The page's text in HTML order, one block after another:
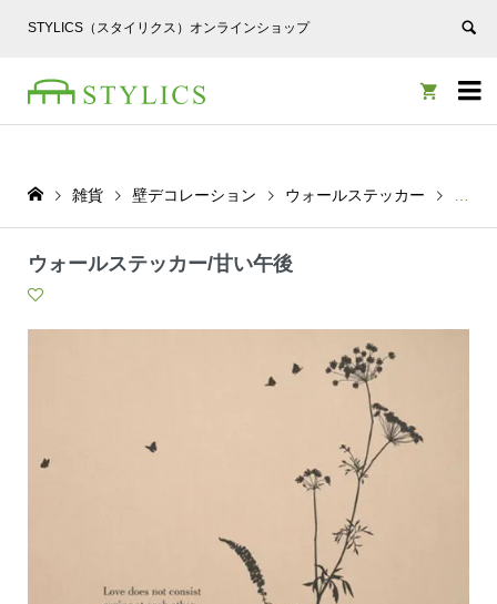
STYLICS（スタイリクス）オンラインショップ


雑貨 壁デコレーション ウォールステッカー
ウォールステッカー/甘い午後